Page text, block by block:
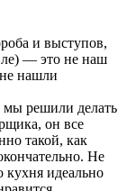
и выступов,
— это не наш
нашли
мы решили делать
он все
такой, как
Не
кухня идеально